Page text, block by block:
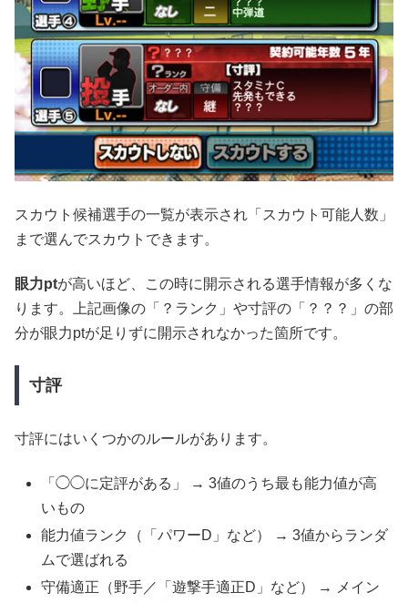
スカウト候補選手の一覧が表示され「スカウト可能人数」
まで選んでスカウトできます。
眼力ptが高いほど、この時に開示される選手情報が多くな
ります。上記画像の「？ランク」や寸評の「？？？」の部
分が眼力ptが足りずに開示されなかった箇所です。
寸評
寸評にはいくつかのルールがあります。
「◯◯に定評がある」 → 3値のうち最も能力値が高
いもの
能力値ランク（「パワーD」など） → 3値からランダ
ムで選ばれる
守備適正（野手／「遊撃手適正D」など） → メイン